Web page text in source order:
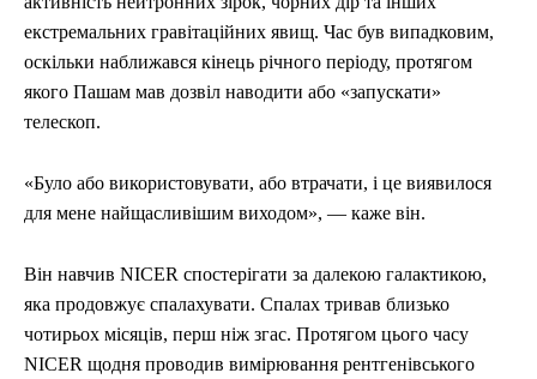
екстремальних гравітаційних явищ. Час був випадковим,
оскільки наближався кінець річного періоду, протягом
якого Пашам мав дозвіл наводити або «запускати»
телескоп.
«Було або використовувати, або втрачати, і це виявилося
для мене найщасливішим виходом», — каже він.
Він навчив NICER спостерігати за далекою галактикою,
яка продовжує спалахувати. Спалах тривав близько
чотирьох місяців, перш ніж згас. Протягом цього часу
NICER щодня проводив вимірювання рентгенівського